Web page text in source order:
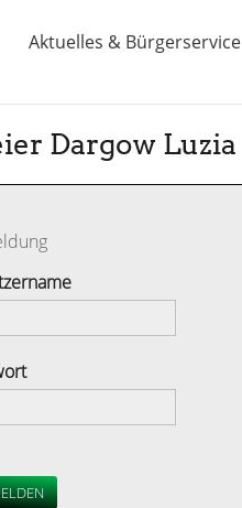
Aktuelles & Bürgerservice
Dargow Luzia